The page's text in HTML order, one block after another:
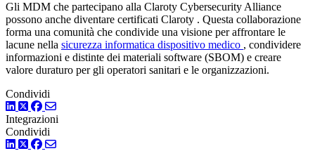
Gli MDM che partecipano alla Claroty Cybersecurity Alliance
possono anche diventare certificati Claroty . Questa collaborazione
forma una comunità che condivide una visione per affrontare le
lacune nella sicurezza informatica dispositivo medico , condividere
informazioni e distinte dei materiali software (SBOM) e creare
valore duraturo per gli operatori sanitari e le organizzazioni.
Condividi
LinkedIn
TwitterFacebook
Integrazioni
Condividi
LinkedIn
TwitterFacebook